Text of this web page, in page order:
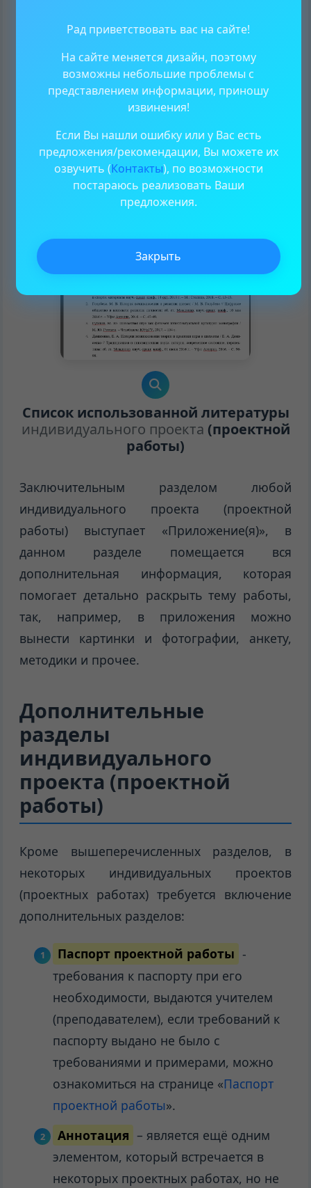
индивидуального
проекта(проектной работы)
Следующим за «Заключением» разделом
индивидуального проекта (проектной
источников», в который необходимо
включить всю литературу, которая была
использована в ходе написания проекта.
Список использованной литературы
индивидуального проекта (проектной
работы)
Заключительным разделом любой
индивидуального проекта (проектной
работы) выступает «Приложение(я)», в
данном разделе помещается вся
дополнительная информация, которая
помогает детально раскрыть тему работы,
так, например, в приложения можно
вынести картинки и фотографии, анкету,
методики и прочее.
Дополнительные
разделы
индивидуального
проекта (проектной
работы)
Кроме вышеперечисленных разделов, в
некоторых индивидуальных проектов
(проектных работах) требуется включение
дополнительных разделов:
Паспорт проектной работы -
требования к паспорту при его
необходимости, выдаются учителем
(преподавателем), если требований к
паспорту выдано не было с
требованиями и примерами, можно
ознакомиться на странице «Паспорт
проектной работы».
Аннотация – является ещё одним
элементом, который встречается в
некоторых проектных работах, но не
Рад приветствовать вас на сайте!
На сайте меняется дизайн, поэтому
возможны небольшие проблемы с
представлением информации, приношу
извинения!
Если Вы нашли ошибку или у Вас есть
предложения/рекомендации, Вы можете их
озвучить (Контакты), по возможности
постараюсь реализовать Ваши
предложения.
Закрыть